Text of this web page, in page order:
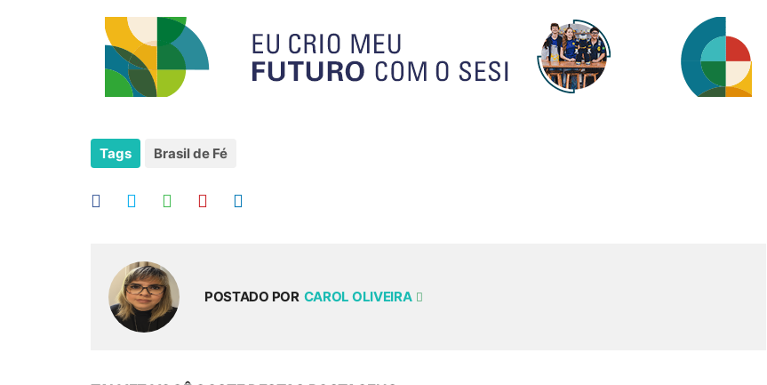
Tags Brasil de Fé
POSTADO POR CAROL OLIVEIRA